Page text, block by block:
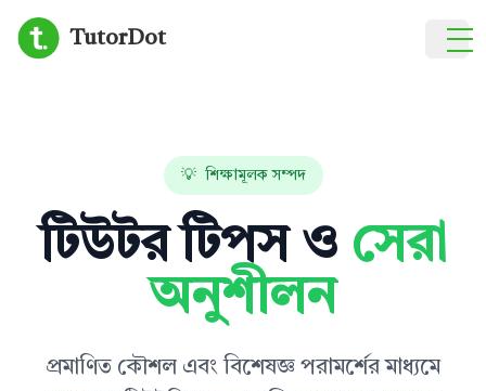
TutorDot
আমাদের সম্পর্কে
💡 শিক্ষামূলক সম্পদ
টিউটর টিপস ও সেরা
অনুশীলন
প্রমাণিত কৌশল এবং বিশেষজ্ঞ পরামর্শের মাধ্যমে